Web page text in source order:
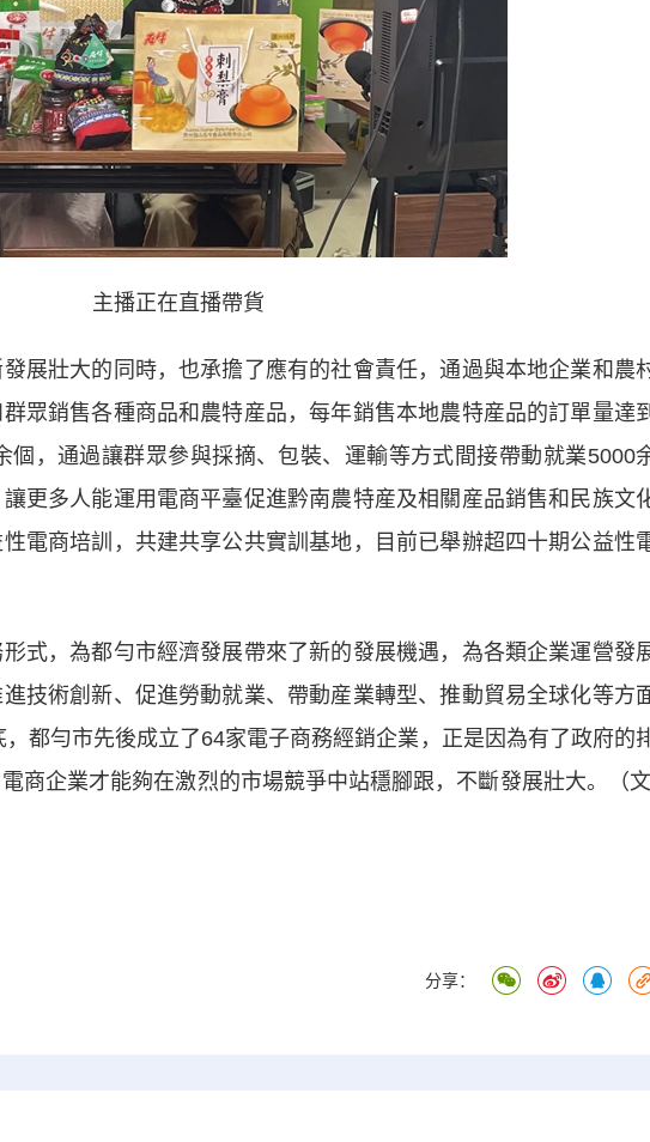
主播正在直播帶貨
壯大的同時，也承擔了應有的社會責任，通過與本地企業和農
眾銷售各種商品和農特産品，每年銷售本地農特産品的訂單量達到
個，通過讓群眾參與採摘、包裝、運輸等方式間接帶動就業5000
更多人能運用電商平臺促進黔南農特産及相關産品銷售和民族文
電商培訓，共建共享公共實訓基地，目前已舉辦超四十期公益性
，為都勻市經濟發展帶來了新的發展機遇，為各類企業運營發
技術創新、促進勞動就業、帶動産業轉型、推動貿易全球化等方
都勻市先後成立了64家電子商務經銷企業，正是因為有了政府的
商企業才能夠在激烈的市場競爭中站穩腳跟，不斷發展壯大。（
分享：